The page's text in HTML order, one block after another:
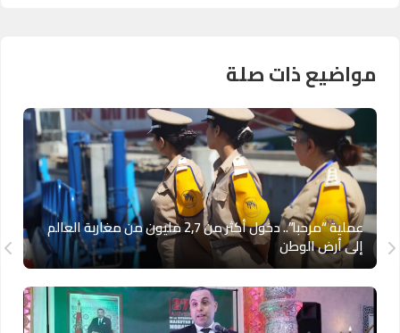
مواضيع ذات صلة
عملية “مرحبا”.. دخول أكثر من 2,7 مليون من مغاربة العالم
إلى أرض الوطن